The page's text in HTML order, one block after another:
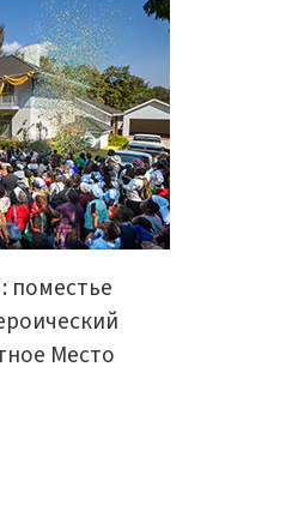
поместье
Место